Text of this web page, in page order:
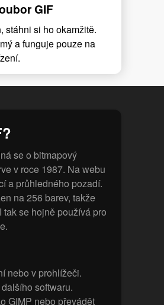
GIF
stáhni si ho okamžitě.
a funguje pouze na
se o bitmapový
v roce 1987. Na webu
a průhledného pozadí.
na 256 barev, takže
se hojně používá pro
nebo v prohlížeči.
softwaru.
GIMP nebo převádět